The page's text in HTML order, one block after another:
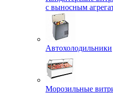
с выносным
Автохолодильники
Морозильные